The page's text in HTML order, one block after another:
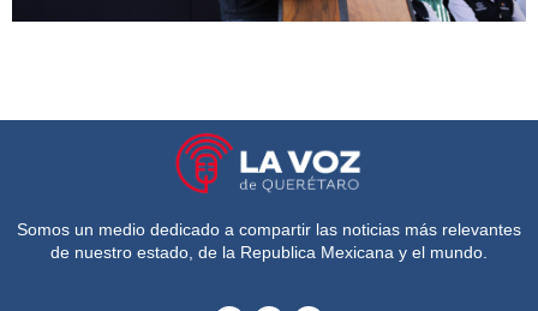
Somos un medio dedicado a compartir las noticias más relevantes
de nuestro estado, de la Republica Mexicana y el mundo.